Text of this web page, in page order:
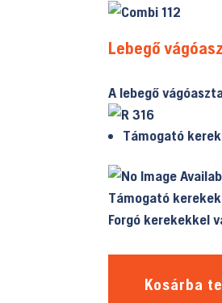
Lebegő
A lebegő
Támogató
Támogató kerekek
Forgó kerekekkel
Kosárba